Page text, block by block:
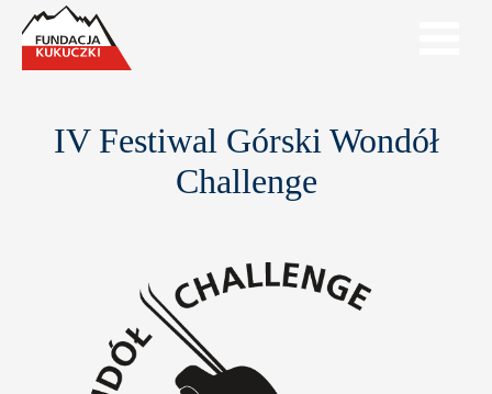
IV Festiwal Górski Wondół
Challenge